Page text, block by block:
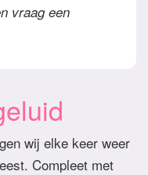
vraag een
wij elke keer weer
Compleet met